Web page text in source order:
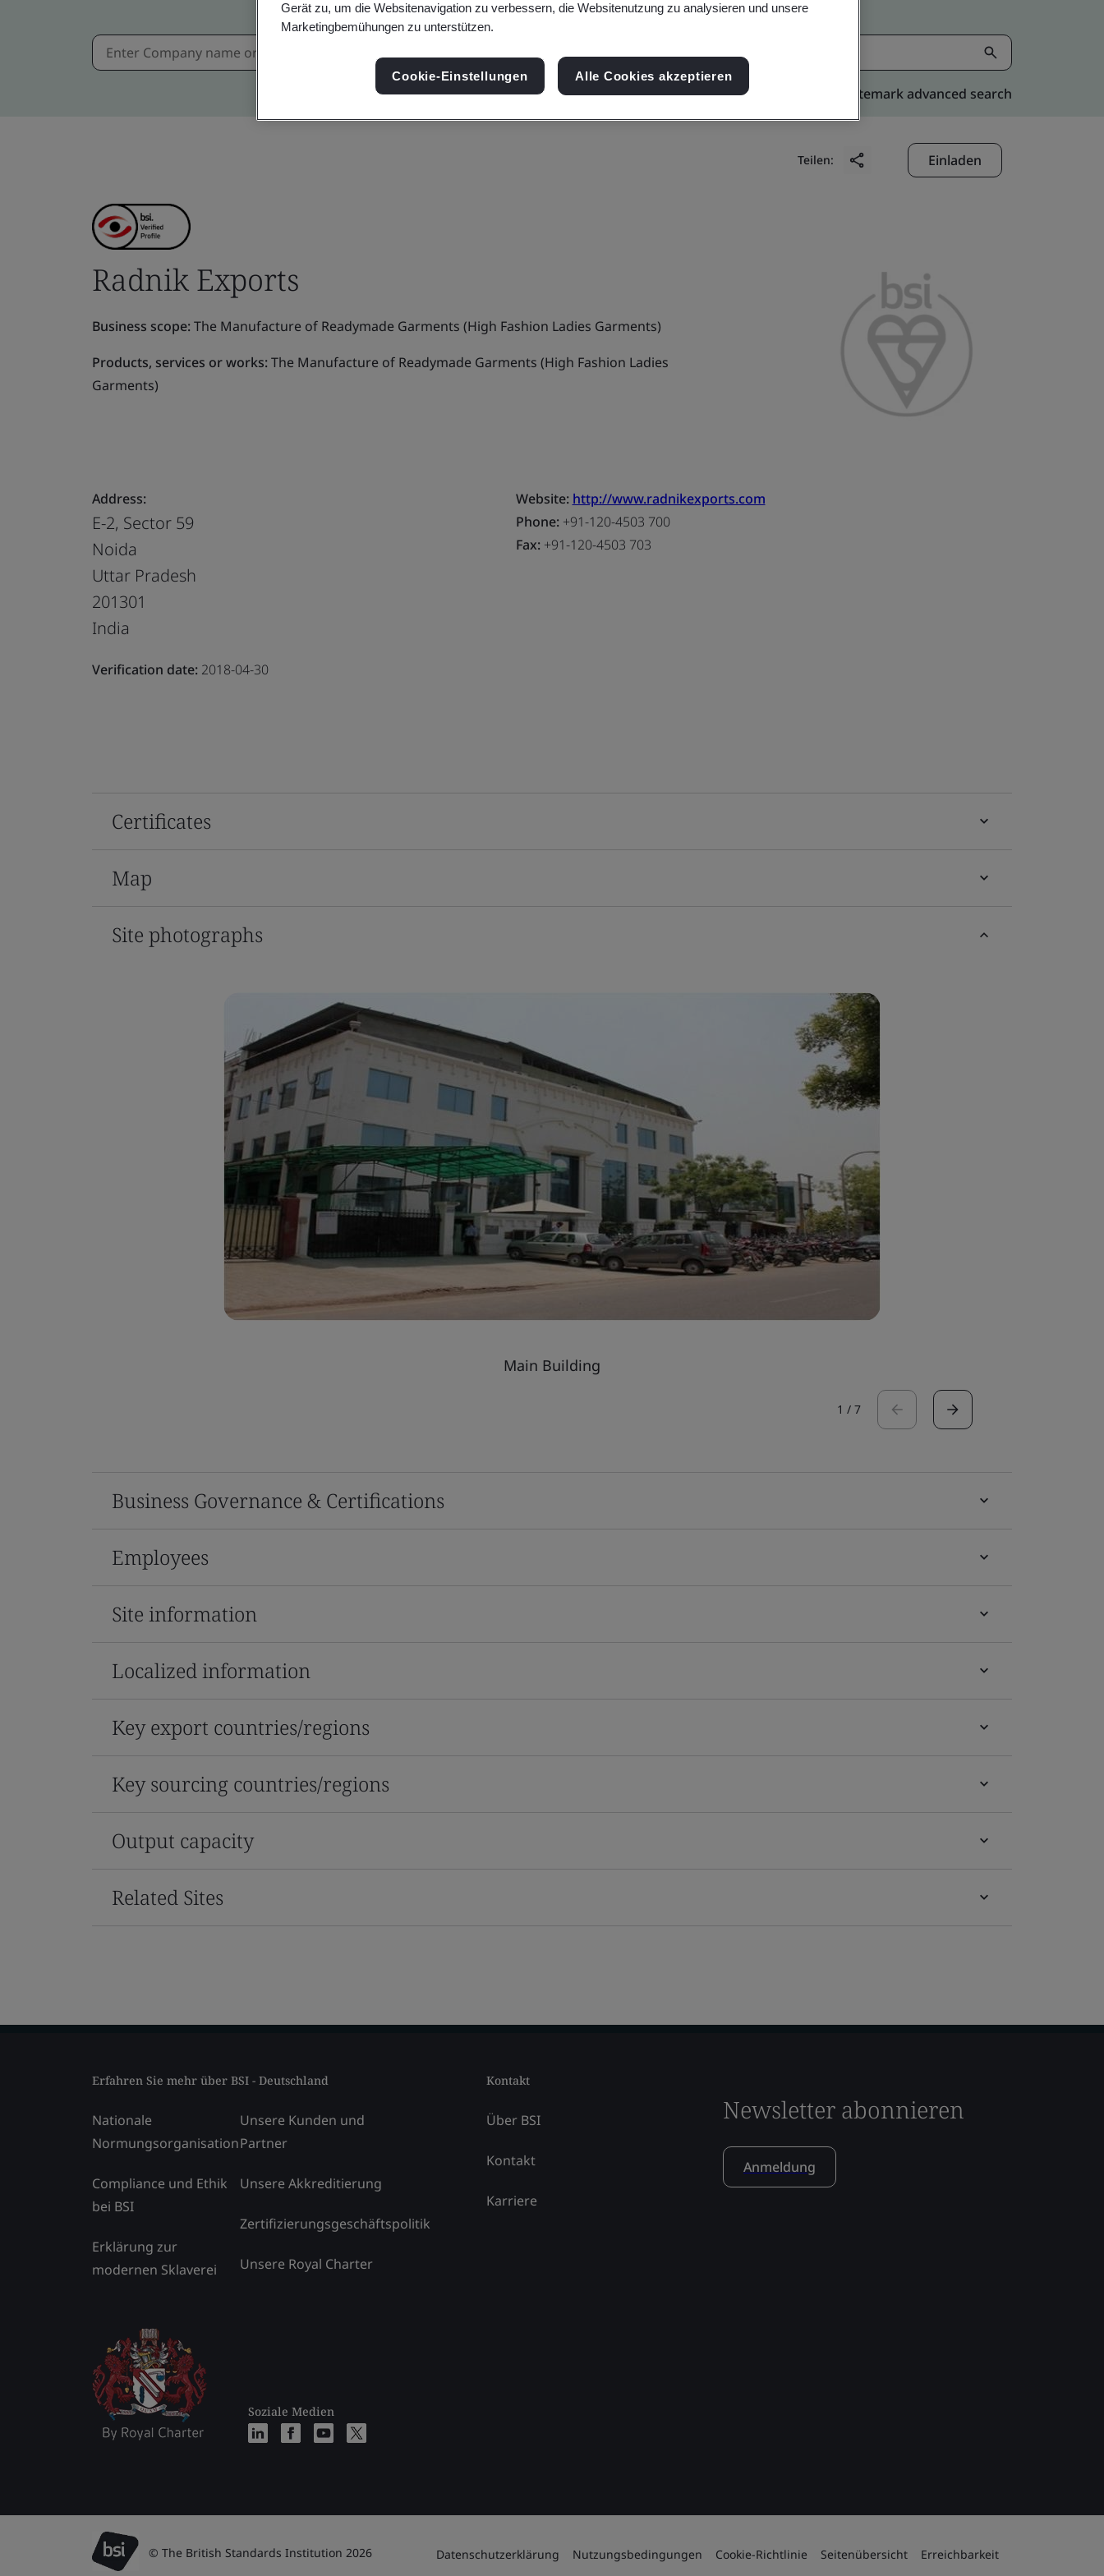
Kitemark advanced search
Teilen: Einladen
Radnik Exports
Business scope:The Manufacture of Readymade Garments (High Fashion Ladies Garments)
Products, services or works:The Manufacture of Readymade Garments (High Fashion Ladies
Garments)
Address:
E-2, Sector 59
Noida
Uttar Pradesh
201301
India
Verification date: 2018-04-30
Website: http://www.radnikexports.com
Phone:+91-120-4503 700
Fax:+91-120-4503 703
Certificates
Map
Site photographs
Main Building
1 / 7
Business Governance & Certifications
Employees
Site information
Localized information
Key export countries/regions
Key sourcing countries/regions
Output capacity
Related Sites
Erfahren Sie mehr über BSI - Deutschland
Nationale
Normungsorganisation
Compliance und Ethik
bei BSI
Erklärung zur
modernen Sklaverei
Unsere Kunden und
Partner
Unsere Akkreditierung
Zertifizierungsgeschäftspolitik
Unsere Royal Charter
Soziale Medien
Kontakt
Über BSI
Kontakt
Karriere
Newsletter abonnieren
Anmeldung
© The British Standards Institution 2026 Datenschutzerklärung Nutzungsbedingungen Cookie-Richtlinie Seitenübersicht Erreichbarkeit
Gerät zu, um die Websitenavigation zu verbessern, die Websitenutzung zu analysieren und unsere
Marketingbemühungen zu unterstützen.
Cookie-Einstellungen Alle Cookies akzeptieren